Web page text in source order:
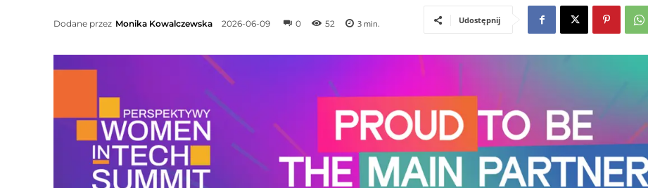
Dodane przez Monika Kowalczewska 2026-06-09 0 52 3 min. Udostępnij